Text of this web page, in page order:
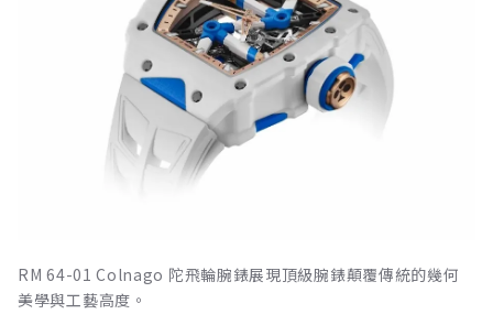
RM 64-01 Colnago 陀飛輪腕錶展現頂級腕錶顛覆傳統的幾何
美學與工藝高度。